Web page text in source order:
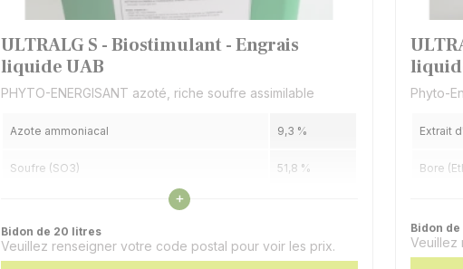
ULTRALG S - Biostimulant - Engrais
liquide UAB
PHYTO-ENERGISANT azoté, riche soufre assimilable
Azote ammoniacal 9,3 %
Soufre (SO3) 51,8 %
Voir les caractéristiques
+
Bidon de 20 litres
Veuillez renseigner votre code postal pour voir les prix.
Phyto-
Extrait
Bore
Bidon
Veuillez